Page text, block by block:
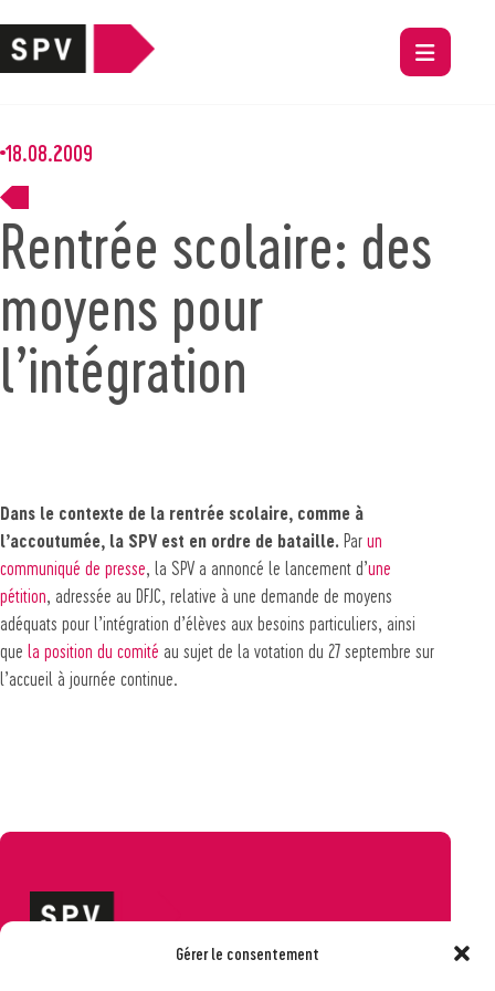
Gérer le consentement
18.08.2009
Rentrée scolaire: des
moyens pour
l’intégration
Dans le contexte de la rentrée scolaire, comme à
l’accoutumée, la SPV est en ordre de bataille. Par un
communiqué de presse, la SPV a annoncé le lancement d’une
pétition, adressée au DFJC, relative à une demande de moyens
adéquats pour l’intégration d’élèves aux besoins particuliers, ainsi
que la position du comité au sujet de la votation du 27 septembre sur
l’accueil à journée continue.